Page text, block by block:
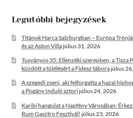
Legutóbbi bejegyzések
Titánok Harca Salzburgban – Európa
és az Aston Villajúlius 31, 2026
Tusványos 35: Ellenzéki szerepben, a Tisza
küzdött a túlélésért a Fidesz táborajúlius
A szegedi zseni, aki felforgatta a hazai
a Pogány Induló sztorijúlius 24, 2026
Karibi hangulat a Napfény Városában:
Rum Gasztro Fesztivál! július 23, 2026